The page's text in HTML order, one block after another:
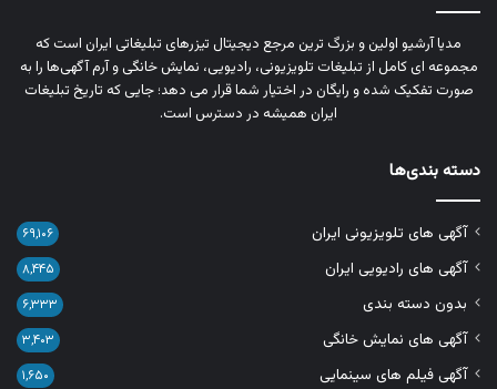
مدیا آرشیو اولین و بزرگ‌ ترین مرجع دیجیتال تیزرهای تبلیغاتی ایران است که
مجموعه‌ ای کامل از تبلیغات تلویزیونی، رادیویی، نمایش خانگی و آرم‌ آگهی‌ها را به‌
صورت تفکیک‌ شده و رایگان در اختیار شما قرار می‌ دهد؛ جایی که تاریخ تبلیغات
ایران همیشه در دسترس است.
دسته بندی‌ها
آگهی های تلویزیونی ایران ۶۹,۱۰۶
آگهی های رادیویی ایران ۸,۴۴۵
بدون دسته بندی ۶,۳۳۳
آگهی های نمایش خانگی ۳,۴۰۳
آگهی فیلم های سینمایی ۱,۶۵۰